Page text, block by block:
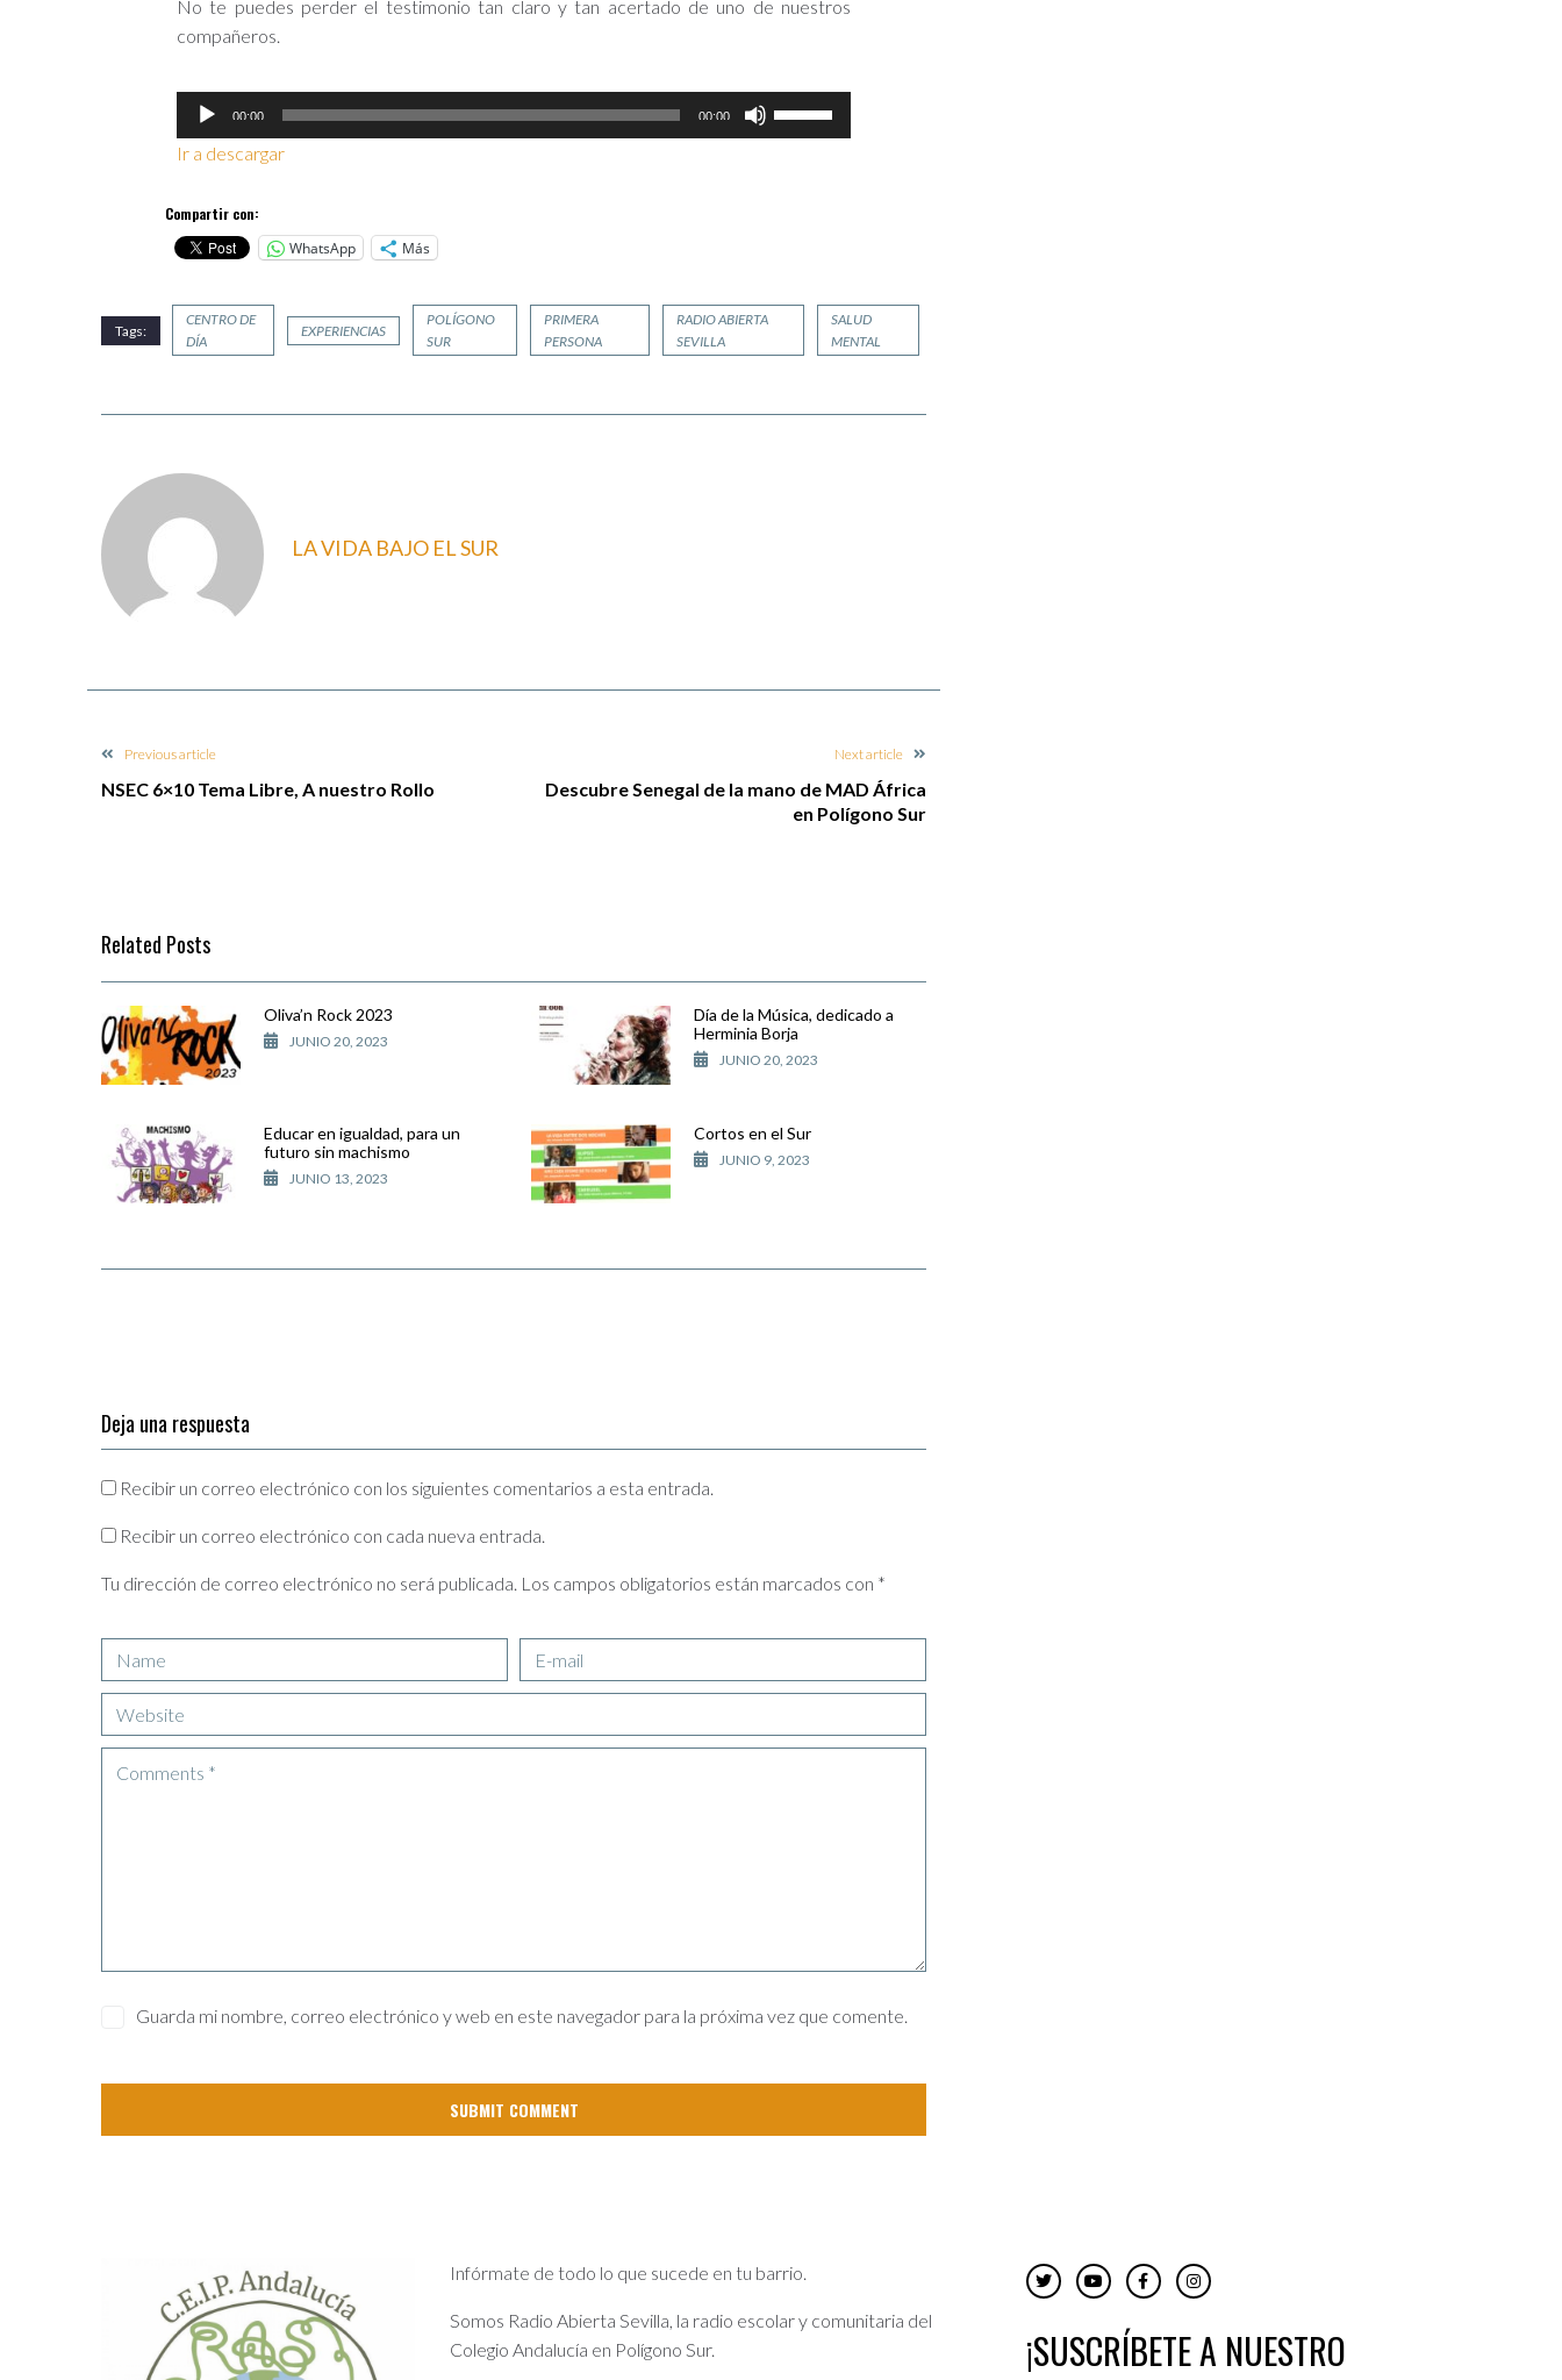
No te puedes perder el testimonio tan claro y tan acertado de uno de nuestros
compañeros.
Reproductor
de
audio
00:00 00:00
Utiliza
las
aumentar
Ir a descargar
Compartir con:
WhatsApp
Más
Tags:
CENTRO DE
DÍA
EXPERIENCIAS
POLÍGONO
SUR
PRIMERA
PERSONA
RADIO ABIERTA
SEVILLA
SALUD
MENTAL
LA VIDA BAJO EL SUR
Previous article
NSEC 6×10 Tema Libre, A nuestro Rollo
Next article
Descubre Senegal de la mano de MAD África
en Polígono Sur
Related Posts
Oliva’n Rock 2023
JUNIO 20, 2023
Día de la Música, dedicado a
Herminia Borja
JUNIO 20, 2023
Educar en igualdad, para un
futuro sin machismo
JUNIO 13, 2023
Cortos en el Sur
JUNIO 9, 2023
Deja una respuesta
Tu dirección de correo electrónico no será publicada. Los campos obligatorios están marcados con *
Guarda mi nombre, correo electrónico y web en este navegador para la próxima vez que comente.
Recibir un correo electrónico con los siguientes comentarios a esta entrada.
Recibir un correo electrónico con cada nueva entrada.
Infórmate de todo lo que sucede en tu barrio.
Somos Radio Abierta Sevilla, la radio escolar y comunitaria del
Colegio Andalucía en Polígono Sur.
¡SUSCRÍBETE A NUESTRO